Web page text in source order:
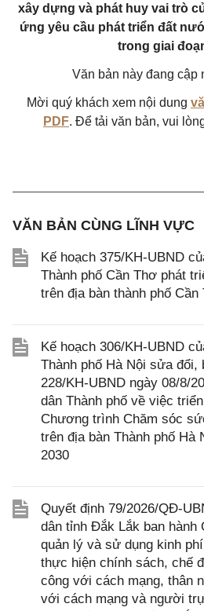
xây dựng và phát huy vai trò
ứng yêu cầu phát triển đất
trong giai
Văn bản này đang cập
Mời quý khách xem nội dung
PDF. Để tải văn bản, vui
VĂN BẢN CÙNG LĨNH VỰC
Kế hoạch 375/KH-UBND
Thành phố Cần Thơ phát
trên địa bàn thành phố
Kế hoạch 306/KH-UBND
Thành phố Hà Nội sửa đổi,
228/KH-UBND ngày 08/8/
dân Thành phố về việc
Chương trình Chăm sóc
trên địa bàn Thành phố Hà
2030
Quyết định 79/2026/QĐ-
dân tỉnh Đắk Lắk ban hành
quản lý và sử dụng kinh
thực hiện chính sách, chế
công với cách mạng, thân
với cách mạng và người